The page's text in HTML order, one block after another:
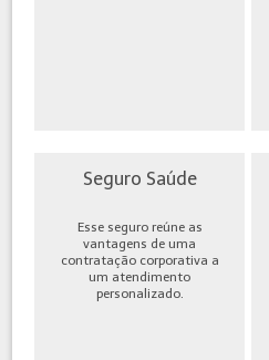
Seguro Saúde
Esse seguro reúne as
vantagens de uma
contratação corporativa a
um atendimento
personalizado.